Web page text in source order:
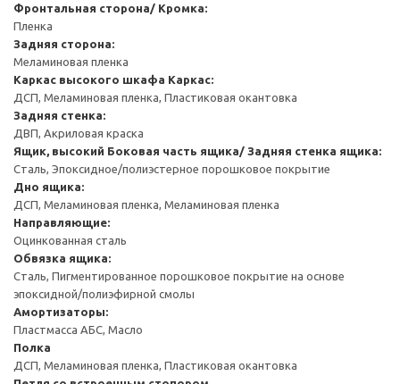
Фронтальная сторона/ Кромка:
Пленка
Задняя сторона:
Меламиновая пленка
Каркас высокого шкафа Каркас:
ДСП, Меламиновая пленка, Пластиковая окантовка
Задняя стенка:
ДВП, Акриловая краска
Ящик, высокий Боковая часть ящика/ Задняя стенка ящика:
Сталь, Эпоксидное/полиэстерное порошковое покрытие
Дно ящика:
ДСП, Меламиновая пленка, Меламиновая пленка
Направляющие:
Оцинкованная сталь
Обвязка ящика:
Сталь, Пигментированное порошковое покрытие на основе
эпоксидной/полиэфирной смолы
Амортизаторы:
Пластмасса АБС, Масло
Полка
ДСП, Меламиновая пленка, Пластиковая окантовка